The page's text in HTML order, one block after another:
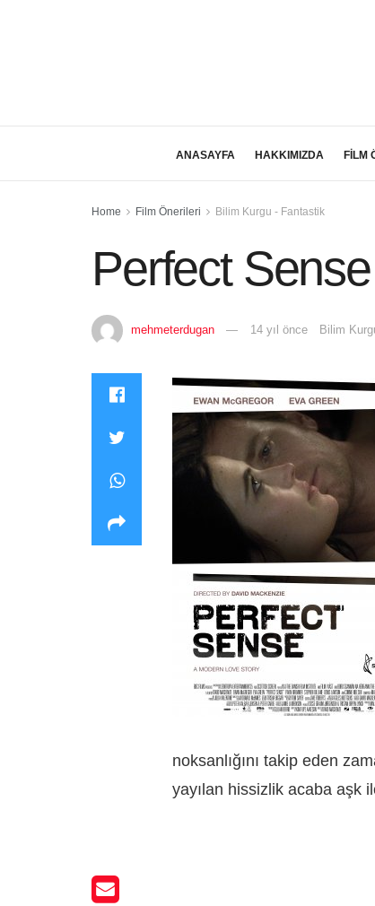
ANASAYFA HAKKIMIZDA FİLM
Home Film Önerileri Bilim Kurgu - Fantastik
Perfect
mehmeterdugan 14 yıl önce Bilim
noksanlığını takip eden
yayılan hissizlik acaba aşk